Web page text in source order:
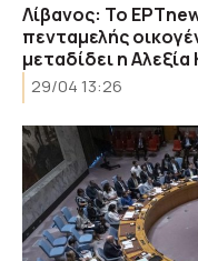
Λίβανος: Το
πενταμελής
μεταδίδει η Αλεξία
29/04 13:26